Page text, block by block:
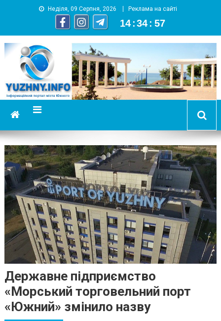
Неділя, 09 Серпня, 2026 Реклама на сайті
14 :34 : 58
YUZHNY.INFO
информационный портал города Южный
Державне підприємство
«Морський торговельний порт
«Южний» змінило назву